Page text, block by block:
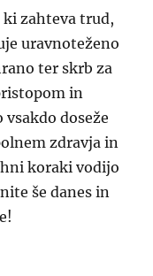
zahteva trud,
uravnoteženo
ter skrb za
in
doseže
zdravja in
koraki vodijo
še danes in